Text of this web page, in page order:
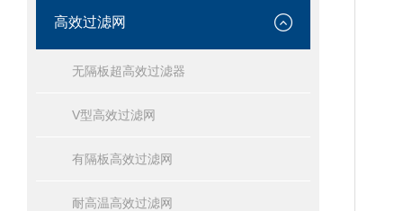
高效过滤网
无隔板超高效过滤器
V型高效过滤网
有隔板高效过滤网
耐高温高效过滤网